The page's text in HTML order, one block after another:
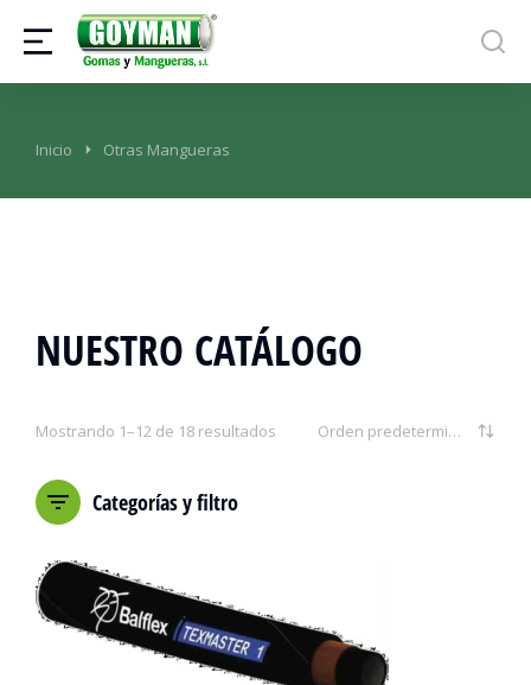
Estás aquí:
Inicio Otras Mangueras
NUESTRO CATÁLOGO
Mostrando 1–12 de 18 resultados
Categorías y filtro